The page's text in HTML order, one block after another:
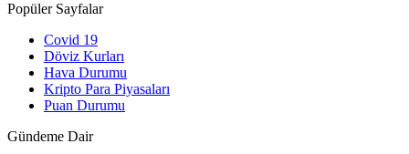
Popüler Sayfalar
Covid 19
Döviz Kurları
Hava Durumu
Kripto Para Piyasaları
Puan Durumu
Gündeme Dair